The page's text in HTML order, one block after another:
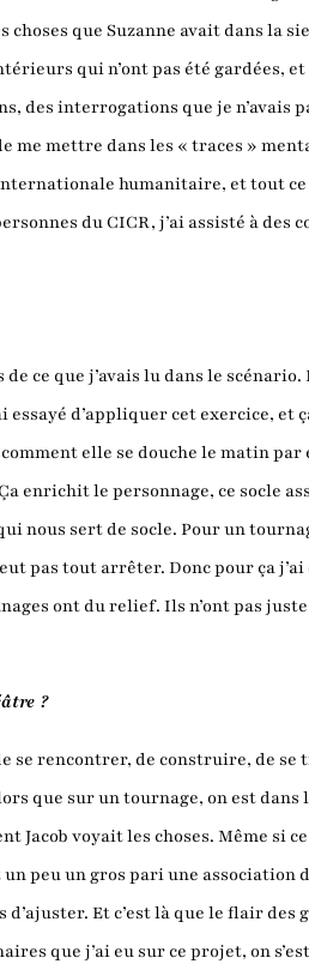
que Suzanne avait dans la
qui n’ont pas été gardées, et
des interrogations que je n’avais
me mettre dans les « traces »
humanitaire, et tout
du CICR, j’ai assisté à
que j’avais lu dans le scénario.
d’appliquer cet exercice, et
elle se douche le matin par
enrichit le personnage, ce socle
nous sert de socle. Pour un
pas tout arrêter. Donc pour ça
ont du relief. Ils n’ont pas
?
se rencontrer, de construire, de se
que sur un tournage, on est
Jacob voyait les choses. Même si
peu un gros pari une
Et c’est là que le flair
que j’ai eu sur ce projet, on